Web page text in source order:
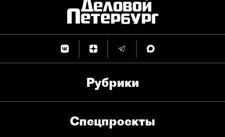
Рубрики
Спец­проекты